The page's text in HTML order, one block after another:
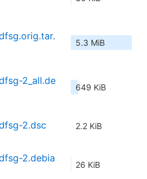
5.3 MiB
2_all.de
649 KiB
2.dsc 2.2 KiB
2.debia
26 KiB